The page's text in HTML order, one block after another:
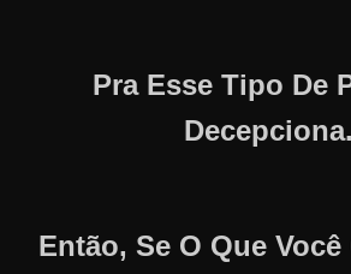
Pra Esse Tipo De
Decepciona.
Então, Se O Que Você